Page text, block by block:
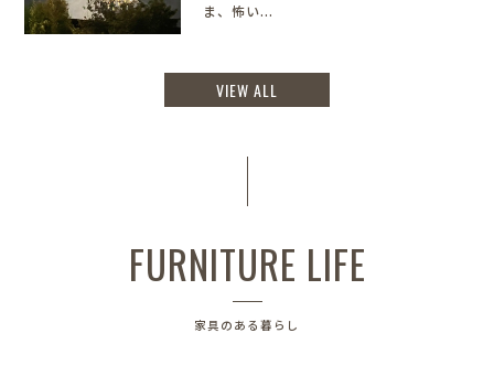
ま、怖い...
VIEW ALL
FURNITURE LIFE
家具のある暮らし